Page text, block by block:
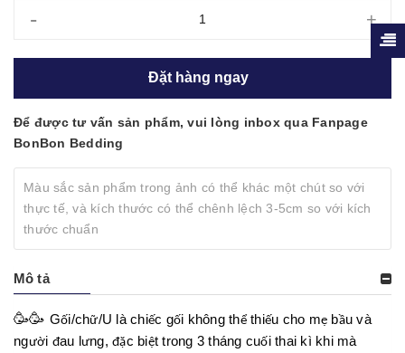
- +
Đặt hàng ngay
Để được tư vấn sản phẩm, vui lòng inbox qua Fanpage
BonBon Bedding
Màu sắc sản phẩm trong ảnh có thể khác một chút so với
thực tế, và kích thước có thể chênh lệch 3-5cm so với kích
thước chuẩn
Mô tả
🥳🥳 Gối/chữ/U là chiếc gối không thểthiếu cho mẹ bầu và
người đau lưng, đặc biệt trong 3 tháng cuối thai kì khi mà